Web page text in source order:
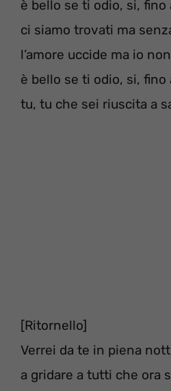
è bello se ti odio, si, fino
ci siamo trovati ma
l’amore uccide ma io
è bello se ti odio, si, fino
tu, tu che sei riuscita a
[Ritornello]
Verrei da te in piena
a gridare a tutti che ora